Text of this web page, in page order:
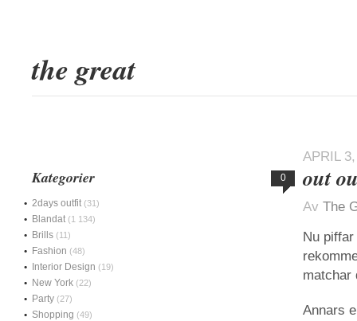
the great
APRIL
0 out
Av The
Nu
matchar
Annars
Kategorier
2days outfit (31)
Blandat (1 134)
Brills (11)
Fashion (48)
Interior Design (19)
New York (22)
Party (27)
Shopping (49)